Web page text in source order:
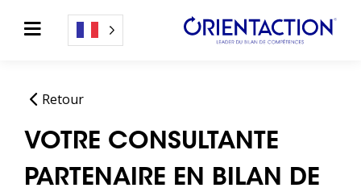
Retour
VOTRE CONSULTANTE
PARTENAIRE EN BILAN DE